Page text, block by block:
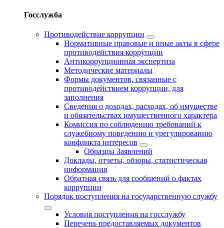
Госслужба
Противодействие коррупции
Нормативные правовые и иные акты в сфере
противодействия коррупции
Антикоррупционная экспертиза
Методические материалы
Формы документов, связанные с
противодействием коррупции, для
заполнения
Сведения о доходах, расходах, об имуществе
и обязательствах имущественного характера
Комиссия по соблюдению требований к
служебному поведению и урегулированию
конфликта интересов
Образцы Заявлений
Доклады, отчеты, обзоры, статистическая
информация
Обратная связь для сообщений о фактах
коррупции
Порядок поступления на государственную службу
Условия поступления на госслужбу
Перечень предоставляемых документов